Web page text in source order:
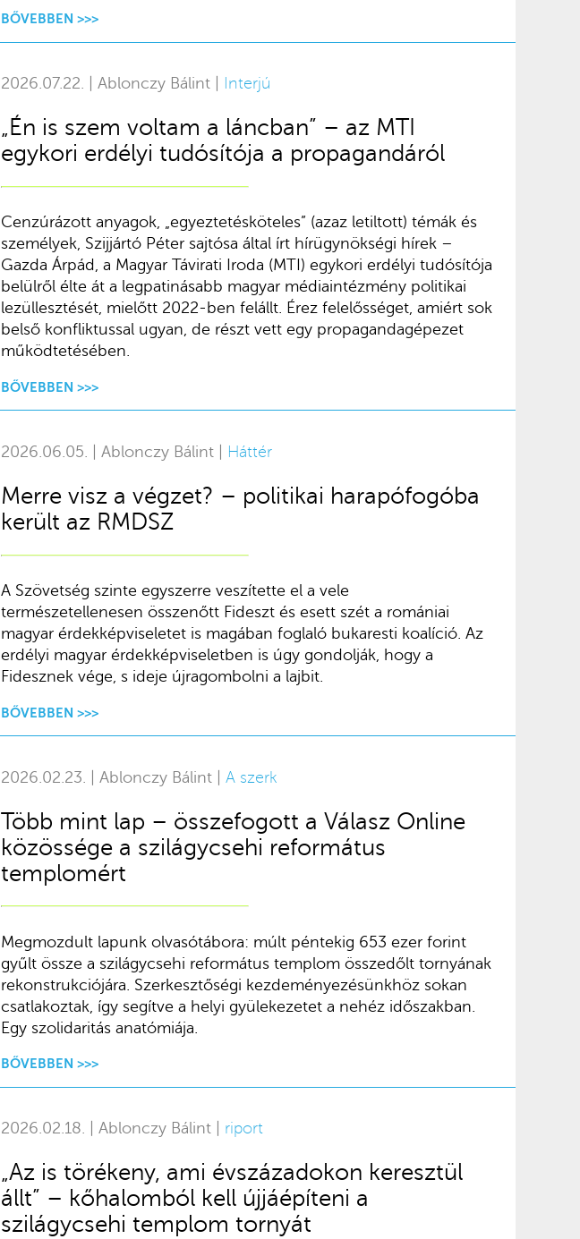
BŐVEBBEN >>>
2026.07.22. | Ablonczy Bálint | Interjú
„Én is szem voltam a láncban” – az MTI
egykori erdélyi tudósítója a propagandáról
Cenzúrázott anyagok, „egyeztetésköteles” (azaz letiltott) témák és
személyek, Szijjártó Péter sajtósa által írt hírügynökségi hírek –
Gazda Árpád, a Magyar Távirati Iroda (MTI) egykori erdélyi tudósítója
belülről élte át a legpatinásabb magyar médiaintézmény politikai
lezüllesztését, mielőtt 2022-ben felállt. Érez felelősséget, amiért sok
belső konfliktussal ugyan, de részt vett egy propagandagépezet
működtetésében.
BŐVEBBEN >>>
2026.06.05. | Ablonczy Bálint | Háttér
Merre visz a végzet? – politikai harapófogóba
került az RMDSZ
A Szövetség szinte egyszerre veszítette el a vele
természetellenesen összenőtt Fideszt és esett szét a romániai
magyar érdekképviseletet is magában foglaló bukaresti koalíció. Az
erdélyi magyar érdekképviseletben is úgy gondolják, hogy a
Fidesznek vége, s ideje újragombolni a lajbit.
BŐVEBBEN >>>
2026.02.23. | Ablonczy Bálint | A szerk
Több mint lap – összefogott a Válasz Online
közössége a szilágycsehi református
templomért
Megmozdult lapunk olvasótábora: múlt péntekig 653 ezer forint
gyűlt össze a szilágycsehi református templom összedőlt tornyának
rekonstrukciójára. Szerkesztőségi kezdeményezésünkhöz sokan
csatlakoztak, így segítve a helyi gyülekezetet a nehéz időszakban.
Egy szolidaritás anatómiája.
BŐVEBBEN >>>
2026.02.18. | Ablonczy Bálint | riport
„Az is törékeny, ami évszázadokon keresztül
állt” – kőhalomból kell újjáépíteni a
szilágycsehi templom tornyát